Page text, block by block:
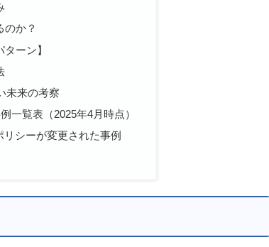
のか？
ーン】
未来の考察
一覧表（2025年4月時点）
リシーが変更された事例